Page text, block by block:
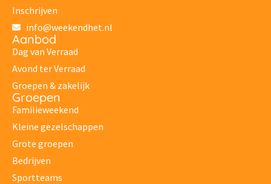
Inschrijven
info@weekendhet.nl
Aanbod
Dag van Verraad
Avond ter Verraad
Groepen & zakelijk
Groepen
Familieweekend
Kleine gezelschappen
Grote groepen
Bedrijven
Sportteams